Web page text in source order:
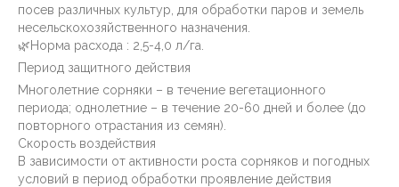
посев различных культур, для обработки паров и земель
несельскохозяйственного назначения.
🌿Норма расхода : 2,5-4,0 л/га.
Период защитного действия
Многолетние сорняки – в течение вегетационного
периода; однолетние – в течение 20-60 дней и более (до
повторного отрастания из семян).
Скорость воздействия
В зависимости от активности роста сорняков и погодных
условий в период обработки проявление действия